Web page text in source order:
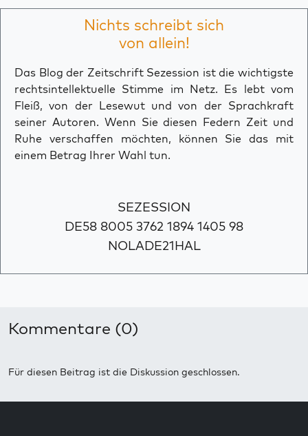
Nichts schreibt sich
von allein!
Das Blog der Zeitschrift Sezession ist die wichtigste
rechtsintellektuelle Stimme im Netz. Es lebt vom
Fleiß, von der Lesewut und von der Sprachkraft
seiner Autoren. Wenn Sie diesen Federn Zeit und
Ruhe verschaffen möchten, können Sie das mit
einem Betrag Ihrer Wahl tun.
SEZESSION
DE58 8005 3762 1894 1405 98
NOLADE21HAL
Kommentare (0)
Für diesen Beitrag ist die Diskussion geschlossen.